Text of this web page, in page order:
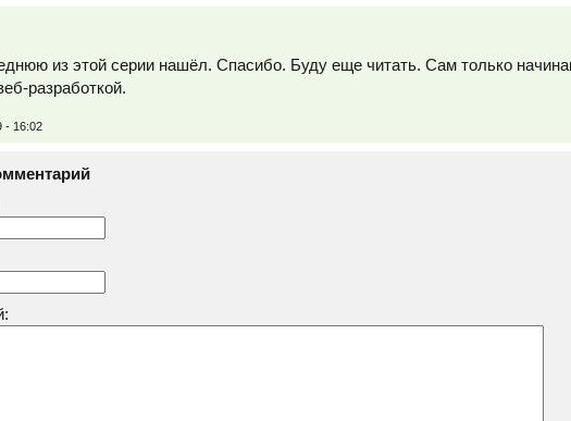
из этой серии нашёл. Спасибо. Буду еще читать. Сам только
разработкой.
- 16:02